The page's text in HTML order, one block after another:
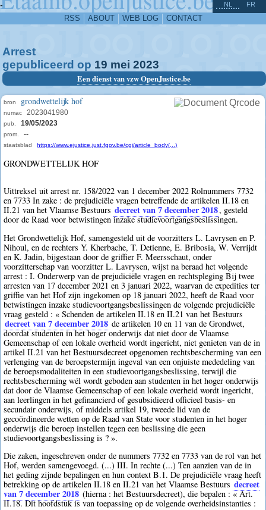
-
RSS ABOUT WEB LOG CONTACT
NL FR
Arrest
gepubliceerd op 19 mei 2023
Een dienst van vzw OpenJustice.be
bron grondwettelijk hof
numac 2023041980
pub. 19/05/2023
prom. --
staatsblad https://www.ejustice.just.fgov.be/cgi/article_body(...)
GRONDWETTELIJK HOF
Uittreksel uit arrest nr. 158/2022 van 1 december 2022 Rolnummers 7732
en 7733 In zake : de prejudiciële vragen betreffende de artikelen II.18 en
II.21 van het Vlaamse Bestuurs decreet van 7 december 2018, gesteld
door de Raad voor betwistingen inzake studievoortgangsbeslissingen.
Het Grondwettelijk Hof, samengesteld uit de voorzitters L. Lavrysen en P.
Nihoul, en de rechters Y. Kherbache, T. Detienne, E. Bribosia, W. Verrijdt
en K. Jadin, bijgestaan door de griffier F. Meersschaut, onder
voorzitterschap van voorzitter L. Lavrysen, wijst na beraad het volgende
arrest : I. Onderwerp van de prejudiciële vragen en rechtspleging Bij twee
arresten van 17 december 2021 en 3 januari 2022, waarvan de expedities ter
griffie van het Hof zijn ingekomen op 18 januari 2022, heeft de Raad voor
betwistingen inzake studievoortgangsbeslissingen de volgende prejudiciële
vraag gesteld : « Schenden de artikelen II.18 en II.21 van het Bestuurs
decreet van 7 december 2018 de artikelen 10 en 11 van de Grondwet,
doordat studenten in het hoger onderwijs dat niet door de Vlaamse
Gemeenschap of een lokale overheid wordt ingericht, niet genieten van de in
artikel II.21 van het Bestuursdecreet opgenomen rechtsbescherming van een
verlenging van de beroepstermijn ingeval van een onjuiste mededeling van
de beroepsmodaliteiten in een studievoortgangsbeslissing, terwijl die
rechtsbescherming wél wordt geboden aan studenten in het hoger onderwijs
dat door de Vlaamse Gemeenschap of een lokale overheid wordt ingericht,
aan leerlingen in het gefinancierd of gesubsidieerd officieel basis- en
secundair onderwijs, of middels artikel 19, tweede lid van de
gecoördineerde wetten op de Raad van State voor studenten in het hoger
onderwijs die beroep instellen tegen een beslissing die geen
studievoortgangsbeslissing is ? ».
Die zaken, ingeschreven onder de nummers 7732 en 7733 van de rol van het
Hof, werden samengevoegd. (...) III. In rechte (...) Ten aanzien van de in
het geding zijnde bepalingen en hun context B.1. De prejudiciële vraag heeft
betrekking op de artikelen II.18 en II.21 van het Vlaamse Bestuurs decreet
van 7 december 2018 (hierna : het Bestuursdecreet), die bepalen : « Art.
II.18. Dit hoofdstuk is van toepassing op de volgende overheidsinstanties :
^